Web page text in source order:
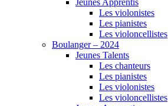
Jeunes Apprentis
Les violonistes
Les pianistes
Les violoncellistes
Boulanger – 2024
Jeunes Talents
Les chanteurs
Les pianistes
Les violonistes
Les violoncellistes